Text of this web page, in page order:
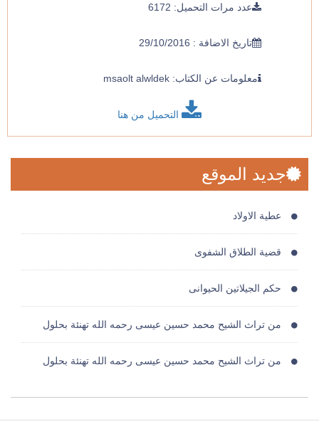
عدد مرات التحميل: 6172
تاريخ الاضافة : 29/10/2016
معلومات عن الكتاب: msaolt alwldek
التحميل من هنا
جديد الموقع
عطية الاولاد
قضية الطلاق الشفوى
حكم الجيلاتين الحيوانى
من تراث الشيح محمد حسين عيسى رحمه الله تهنئة بحلول
من تراث الشيح محمد حسين عيسى رحمه الله تهنئة بحلول
مفسدات القلوب الخمسة